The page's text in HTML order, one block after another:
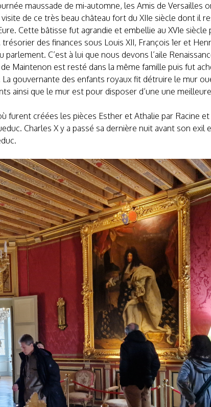
maussade de mi-automne, les Amis de Versailles
de ce très beau château fort du XIIe siècle dont il
Cette bâtisse fut agrandie et embellie au XVIe siècle
des finances sous Louis XII, François 1er et
parlement. C’est à lui que nous devons l’aile
Maintenon est resté dans la même famille puis fut
La gouvernante des enfants royaux fit détruire le mur
ainsi que le mur est pour disposer d’une une
créées les pièces Esther et Athalie par Racine
Charles X y a passé sa dernière nuit avant son